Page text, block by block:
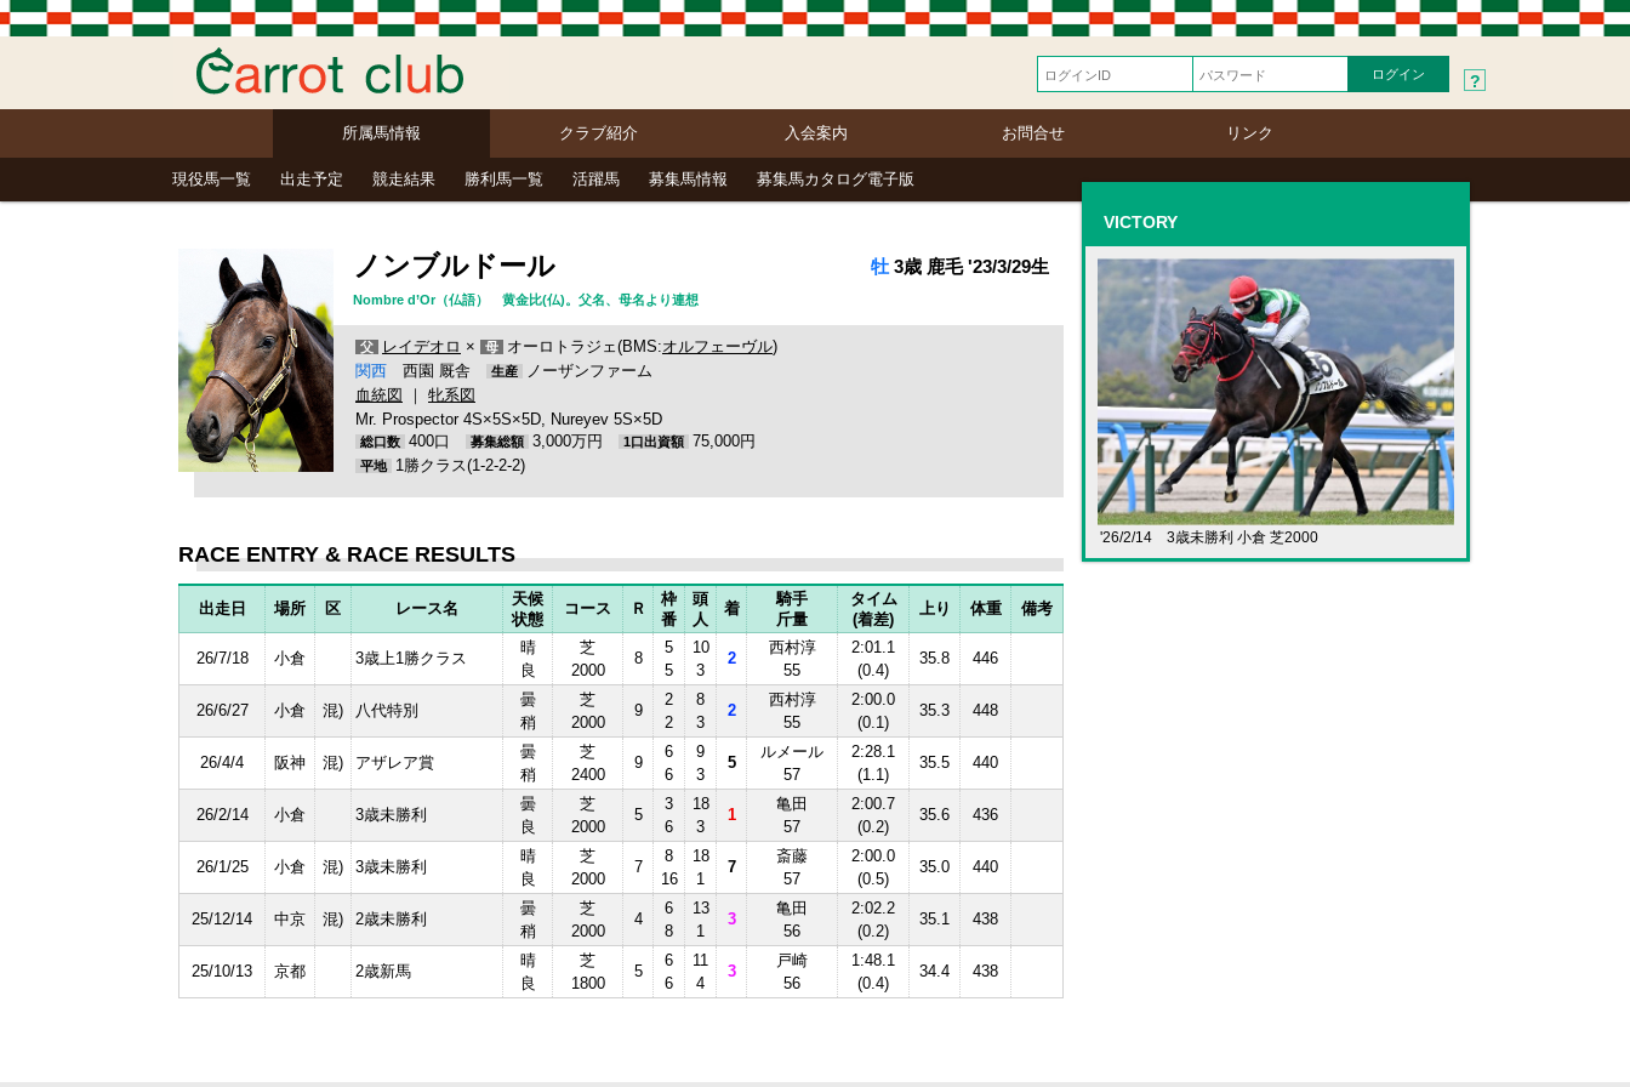
?
所属馬情報 クラブ紹介 入会案内 お問合せ リンク
現役馬一覧 出走予定 競走結果 勝利馬一覧 活躍馬 募集馬情報 募集馬カタログ電子版
ノンブルドール 牡 3歳 鹿毛 '23/3/29生
Nombre d’Or（仏語） 黄金比(仏)。父名、母名より連想
父 レイデオロ × 母 オーロトラジェ(BMS:オルフェーヴル)
関西 西園 厩舎 生産
ノーザンファーム
血統図
｜ 牝系図
Mr. Prospector 4S×5S×5D, Nureyev 5S×5D
総口数 400口 募集総額 3,000万円 1口出資額 75,000円
平地 1勝クラス(1-2-2-2)
RACE ENTRY & RACE RESULTS
出走日 場所 区 レース名
天候
状態
コース Ｒ
枠
番
頭
人
着
騎手
斤量
タイム
(着差)
上り 体重 備考
26/7/18 小倉 3歳上1勝クラス
晴
良
芝
2000
8
5
5
10
3
2
西村淳
55
2:01.1
(0.4)
35.8 446
26/6/27 小倉 混) 八代特別
曇
稍
芝
2000
9
2
2
8
3
2
西村淳
55
2:00.0
(0.1)
35.3 448
26/4/4 阪神 混) アザレア賞
曇
稍
芝
2400
9
6
6
9
3
5
ルメール
57
2:28.1
(1.1)
35.5 440
26/2/14 小倉 3歳未勝利
曇
良
芝
2000
5
3
6
18
3
1
亀田
57
2:00.7
(0.2)
35.6 436
26/1/25 小倉 混) 3歳未勝利
晴
良
芝
2000
7
8
16
18
1
7
斎藤
57
2:00.0
(0.5)
35.0 440
25/12/14 中京 混) 2歳未勝利
曇
稍
芝
2000
4
6
8
13
1
3
亀田
56
2:02.2
(0.2)
35.1 438
25/10/13 京都 2歳新馬
晴
良
芝
1800
5
6
6
11
4
3
戸崎
56
1:48.1
(0.4)
34.4 438
VICTORY
'26/2/14 3歳未勝利 小倉 芝2000